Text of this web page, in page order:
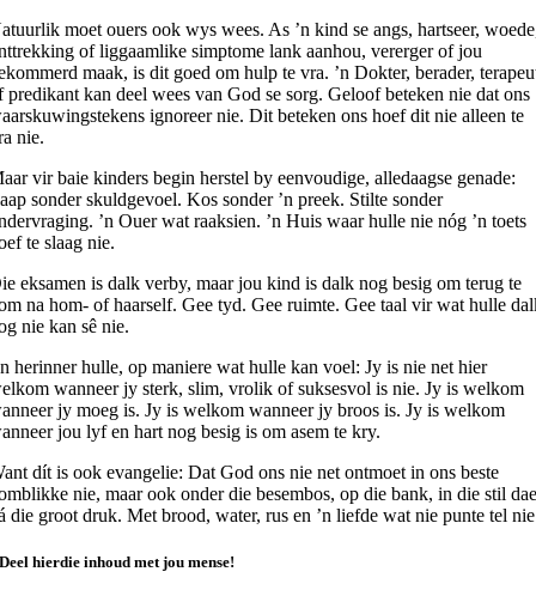
moet ouers ook wys wees. As ’n kind se angs, hartseer,
of liggaamlike simptome lank aanhou, vererger of jou
maak, is dit goed om hulp te vra. ’n Dokter, berader,
predikant kan deel wees van God se sorg. Geloof beteken nie dat ons
ignoreer nie. Dit beteken ons hoef dit nie alleen te
nie.
vir baie kinders begin herstel by eenvoudige, alledaagse genade:
sonder skuldgevoel. Kos sonder ’n preek. Stilte sonder
’n Ouer wat raaksien. ’n Huis waar hulle nie nóg ’n toets
te slaag nie.
eksamen is dalk verby, maar jou kind is dalk nog besig om terug te
na hom- of haarself. Gee tyd. Gee ruimte. Gee taal vir wat hulle
nie kan sê nie.
herinner hulle, op maniere wat hulle kan voel: Jy is nie net hier
wanneer jy sterk, slim, vrolik of suksesvol is nie. Jy is welkom
jy moeg is. Jy is welkom wanneer jy broos is. Jy is welkom
jou lyf en hart nog besig is om asem te kry.
dít is ook evangelie: Dat God ons nie net ontmoet in ons beste
nie, maar ook onder die besembos, op die bank, in die stil
die groot druk. Met brood, water, rus en ’n liefde wat nie punte tel
Deel hierdie inhoud met jou mense!